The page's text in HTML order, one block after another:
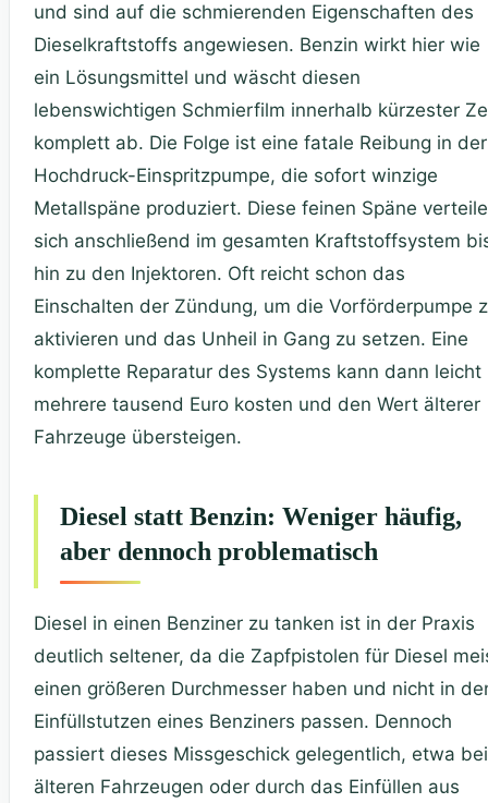
und sind auf die schmierenden Eigenschaften des
Dieselkraftstoffs angewiesen. Benzin wirkt hier wie
ein Lösungsmittel und wäscht diesen
lebenswichtigen Schmierfilm innerhalb kürzester
komplett ab. Die Folge ist eine fatale Reibung in der
Hochdruck-Einspritzpumpe, die sofort winzige
Metallspäne produziert. Diese feinen Späne
sich anschließend im gesamten Kraftstoffsystem
hin zu den Injektoren. Oft reicht schon das
Einschalten der Zündung, um die Vorförderpumpe
aktivieren und das Unheil in Gang zu setzen. Eine
komplette Reparatur des Systems kann dann leicht
mehrere tausend Euro kosten und den Wert älterer
Fahrzeuge übersteigen.
Diesel statt Benzin: Weniger häufig,
aber dennoch problematisch
Diesel in einen Benziner zu tanken ist in der Praxis
deutlich seltener, da die Zapfpistolen für Diesel
einen größeren Durchmesser haben und nicht in
Einfüllstutzen eines Benziners passen. Dennoch
passiert dieses Missgeschick gelegentlich, etwa bei
älteren Fahrzeugen oder durch das Einfüllen aus